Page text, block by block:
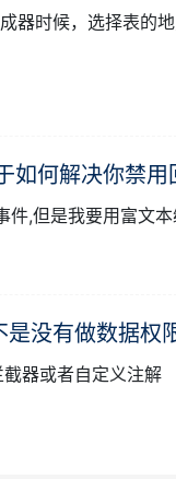
副表的输入框
件,但是我要用富文